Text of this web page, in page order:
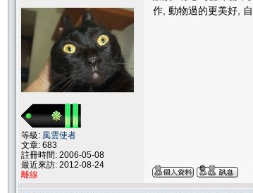
等級: 風雲使者
文章: 683
註冊時間: 2006-05-08
最近來訪: 2012-08-24
離線
作, 動物過的更美好,